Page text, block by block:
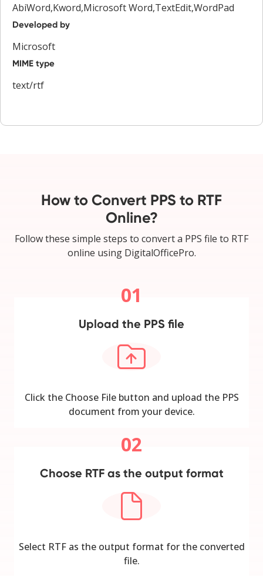
AbiWord,Kword,Microsoft Word,TextEdit,WordPad
Developed by
Microsoft
MIME type
text/rtf
How to Convert PPS to RTF
Online?
Follow these simple steps to convert a PPS file to RTF
online using DigitalOfficePro.
01
Upload the PPS file
Click the Choose File button and upload the PPS
document from your device.
02
Choose RTF as the output format
Select RTF as the output format for the converted
file.